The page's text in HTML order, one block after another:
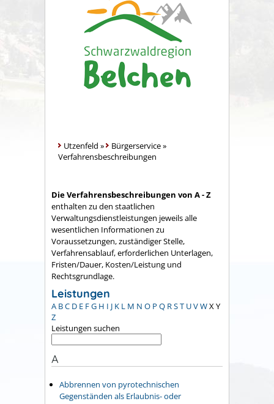
Utzenfeld » Bürgerservice»
Verfahrensbeschreibungen
Die Verfahrensbeschreibungen von A - Z
enthalten zu den staatlichen
Verwaltungsdienstleistungen jeweils alle
wesentlichen Informationen zu
Voraussetzungen, zuständiger Stelle,
Verfahrensablauf, erforderlichen Unterlagen,
Fristen/Dauer, Kosten/Leistung und
Rechtsgrundlage.
Leistungen
A BC D E FG H I J K L M N O P Q RST UVWXY
Z
Leistungen suchen
A
Abbrennen von pyrotechnischen
Gegenständen als Erlaubnis- oder